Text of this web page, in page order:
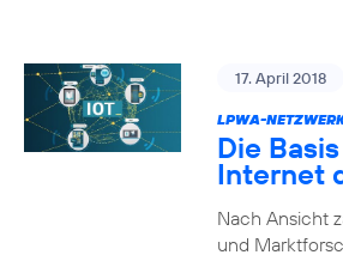
17. April 2018
LPWA-
Die
Internet
Nach Ansicht
und